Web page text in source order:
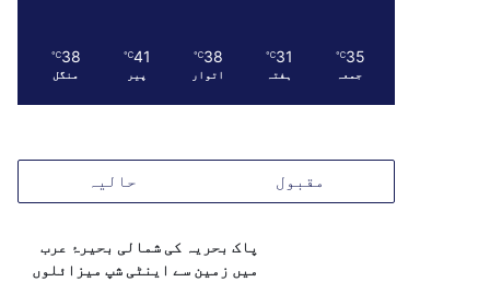
35
℃
جمعہ
31
℃
ہفتہ
38
℃
اتوار
41
℃
پیر
38
℃
منگل
مقبول حالیہ
پاک بحریہ کی شمالی بحیرۂ عرب
میں زمین سے اینٹی شپ میزائلوں